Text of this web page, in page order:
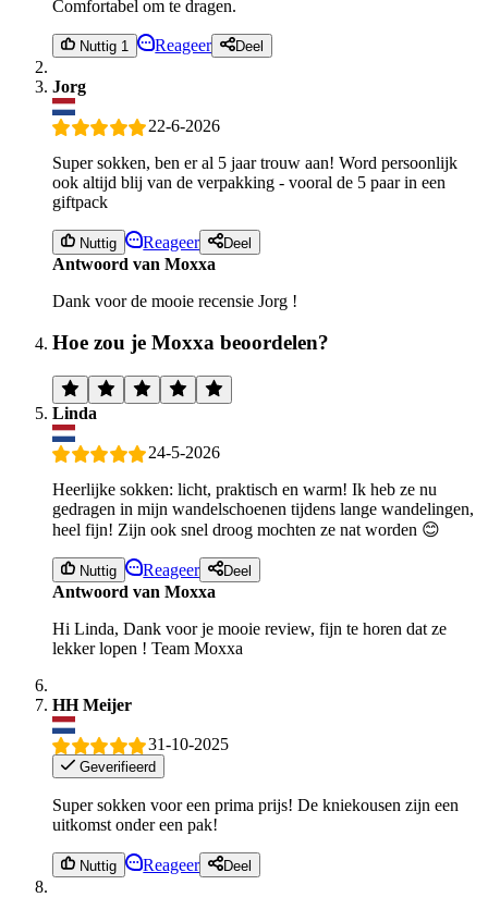
Comfortabel om te dragen.
Nuttig 1 Reageer Deel
Jorg
22-6-2026
Super sokken, ben er al 5 jaar trouw aan! Word persoonlijk
ook altijd blij van de verpakking - vooral de 5 paar in een
giftpack
Nuttig Reageer Deel
Antwoord van Moxxa
Dank voor de mooie recensie Jorg !
Hoe zou je Moxxa beoordelen?
Linda
24-5-2026
Heerlijke sokken: licht, praktisch en warm! Ik heb ze nu
gedragen in mijn wandelschoenen tijdens lange wandelingen,
heel fijn! Zijn ook snel droog mochten ze nat worden 😊
Nuttig Reageer Deel
Antwoord van Moxxa
Hi Linda, Dank voor je mooie review, fijn te horen dat ze
lekker lopen ! Team Moxxa
HH Meijer
31-10-2025
Geverifieerd
Super sokken voor een prima prijs! De kniekousen zijn een
uitkomst onder een pak!
Nuttig Reageer Deel